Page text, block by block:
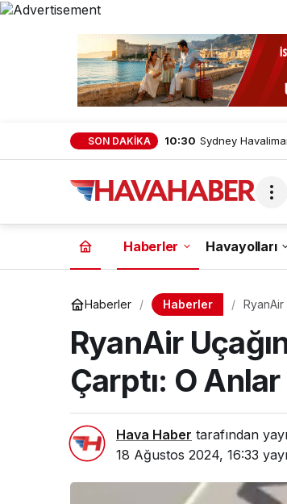
SON DAKİKA 10:20 Corendon
Haberler Havayolları
Haberler Haberler RyanAir
RyanAir
Çarptı: O
Hava Haber tarafından
18 Ağustos 2024, 16:33